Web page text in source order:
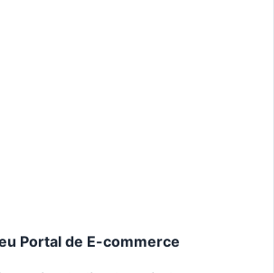
Portal de E-commerce